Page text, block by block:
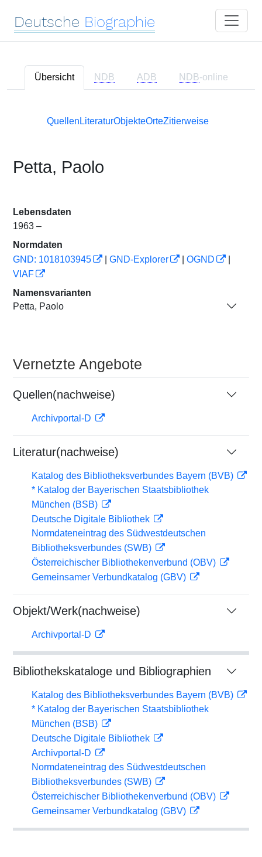
Deutsche Biographie
Übersicht NDB ADB NDB-online
Quellen LiteraturObjekteOrteZitierweise
Petta, Paolo
Lebensdaten
1963 –
Normdaten
GND: 1018103945
GND-Explorer OGND
VIAF
Namensvarianten
Petta, Paolo
Vernetzte Angebote
Quellen(nachweise)
Archivportal-D
Literatur(nachweise)
Katalog des Bibliotheksverbundes Bayern (BVB)
* Katalog der Bayerischen Staatsbibliothek
München (BSB)
Deutsche Digitale Bibliothek
Normdateneintrag des Südwestdeutschen
Bibliotheksverbundes (SWB)
Österreichischer Bibliothekenverbund (OBV)
Gemeinsamer Verbundkatalog (GBV)
Objekt/Werk(nachweise)
Archivportal-D
Bibliothekskataloge und Bibliographien
Katalog des Bibliotheksverbundes Bayern (BVB)
* Katalog der Bayerischen Staatsbibliothek
München (BSB)
Deutsche Digitale Bibliothek
Archivportal-D
Normdateneintrag des Südwestdeutschen
Bibliotheksverbundes (SWB)
Österreichischer Bibliothekenverbund (OBV)
Gemeinsamer Verbundkatalog (GBV)